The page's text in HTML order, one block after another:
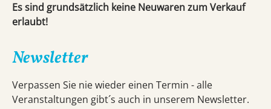
Es sind grundsätzlich keine Neuwaren zum Verkauf
erlaubt!
Newsletter
Verpassen Sie nie wieder einen Termin - alle
Veranstaltungen gibt´s auch in unserem Newsletter.